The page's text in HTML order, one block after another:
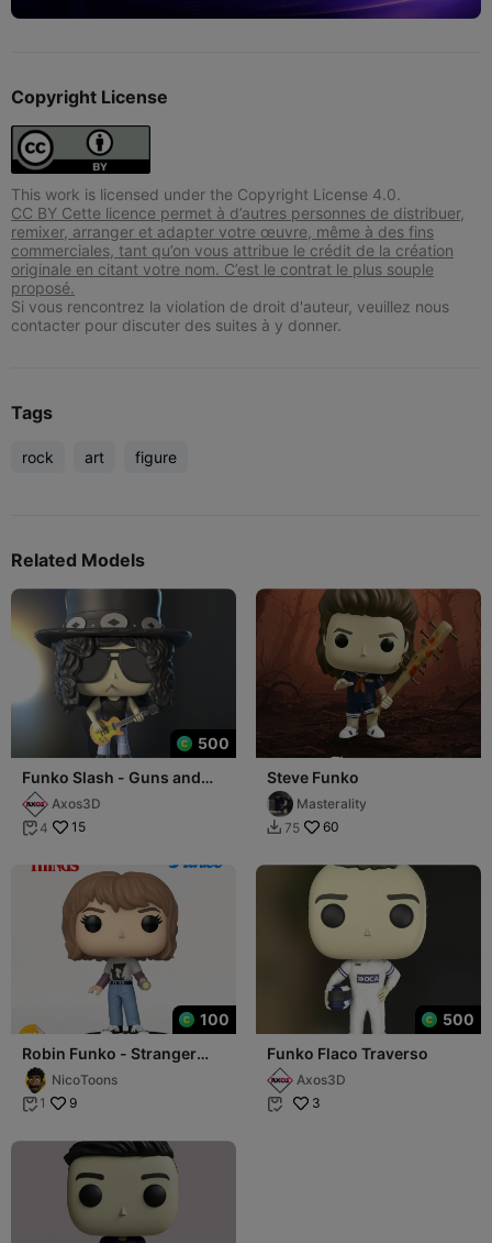
Copyright License
This work is licensed under the Copyright License 4.0.
CC BY Cette licence permet à d’autres personnes de distribuer,
remixer, arranger et adapter votre œuvre, même à des fins
commerciales, tant qu’on vous attribue le crédit de la création
originale en citant votre nom. C’est le contrat le plus souple
proposé.
Si vous rencontrez la violation de droit d'auteur, veuillez nous
contacter pour discuter des suites à y donner.
Tags
rock art figure
Related Models
500
Funko Slash - Guns and
RosesAxos3D
 4 15
Steve Funko
Masterality
 75 60
100
Robin Funko - Stranger
thingsNicoToons
 1 9
500
Funko Flaco Traverso
Axos3D
 3